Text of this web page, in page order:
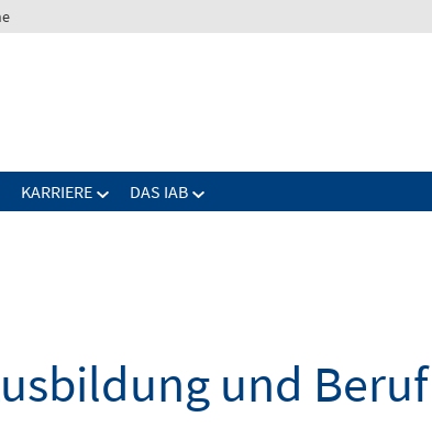
KARRIERE DAS IAB
und Beruf